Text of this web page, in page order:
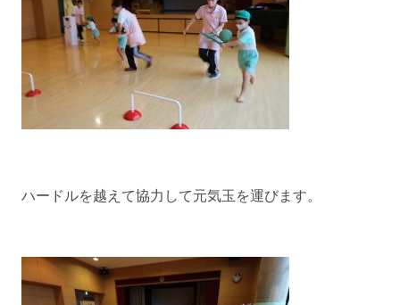
ハードルを越えて協力して元気玉を運びます。